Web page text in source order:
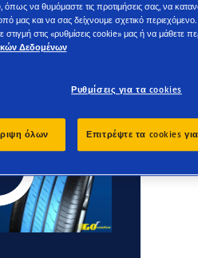
όπως να θυμόμαστε τις προτιμήσεις σας, να
μας και να σας δείχνουμε σχετικό
στις «ρυθμίσεις cookie» μας ή να μάθετε
Δεδομένων
Ρυθμίσεις για τα cookies
όλων Επιτρέψτε τα cookies